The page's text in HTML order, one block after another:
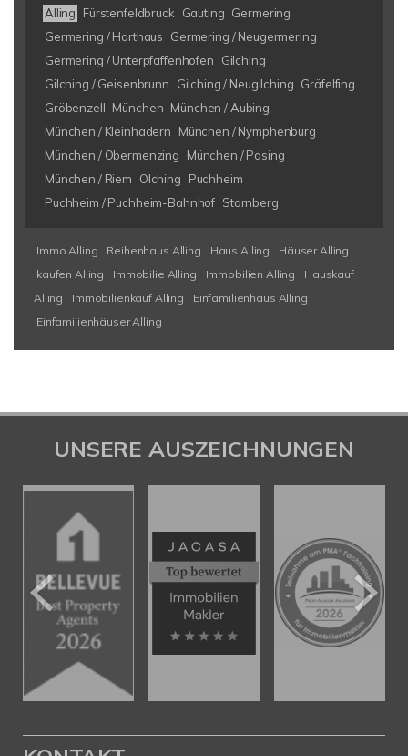
Alling Fürstenfeldbruck Gauting Germering
Germering / Harthaus
Germering / Neugermering
Germering / Unterpfaffenhofen
Gilching
Gilching / Geisenbrunn
Gilching / Neugilching Gräfelfing
Gröbenzell München München / Aubing
München / Kleinhadern
München / Nymphenburg
München / Obermenzing
München / Pasing
München / Riem
Olching
Puchheim
Puchheim / Puchheim-Bahnhof Starnberg
Immo Alling Reihenhaus Alling Haus Alling
Häuser Alling
kaufen Alling
Immobilie Alling Immobilien Alling
Hauskauf
Alling
Immobilienkauf Alling
Einfamilienhaus Alling
Einfamilienhäuser Alling
UNSERE AUSZEICHNUNGEN